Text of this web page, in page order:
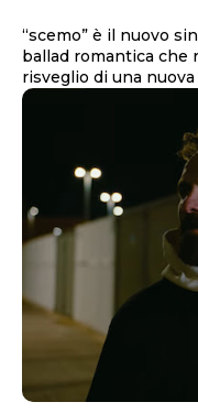
“scemo” è il nuovo
ballad romantica che
risveglio di una nuova